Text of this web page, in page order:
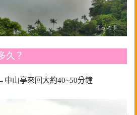
久？
山亭來回大約40~50分鐘